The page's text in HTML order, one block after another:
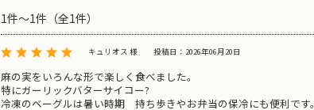
1件～1件（全1件）
キュリオス 様 投稿日：2026年06月20日
麻の実をいろんな形で楽しく食べました。
特にガーリックバターサイコー?
冷凍のベーグルは暑い時期 持ち歩きやお弁当の保冷にも便利です。